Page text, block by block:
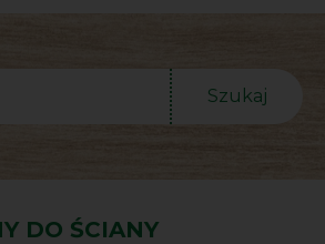
Szukaj
DO ŚCIANY